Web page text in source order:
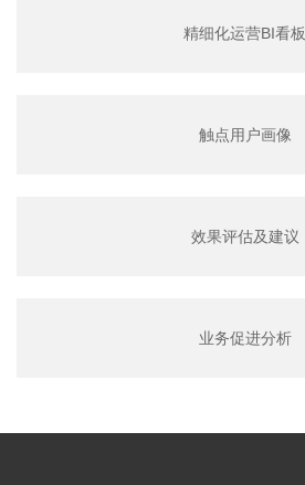
精细化运营BI看板
触点用户画像
效果评估及建议
业务促进分析